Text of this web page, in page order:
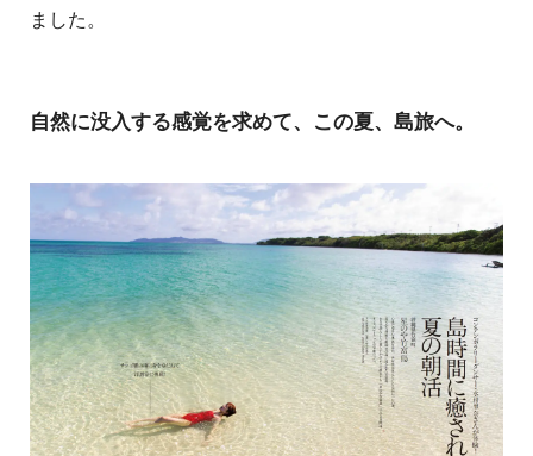
ました。
自然に没入する感覚を求めて、この夏、島旅へ。